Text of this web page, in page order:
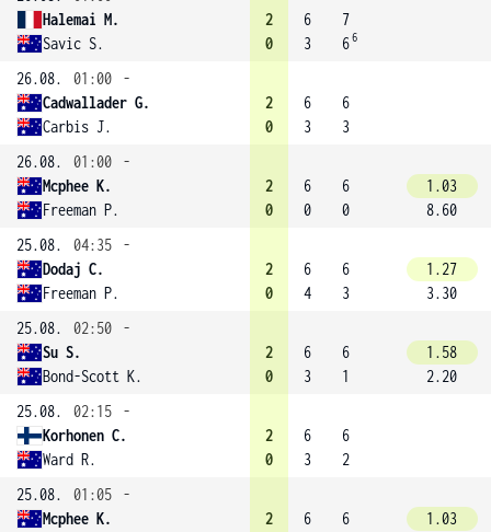
Halemai M.
Savic S.
2
0
6
3
7
66
26.08. 01:00
-
Cadwallader G.
Carbis J.
2
0
6
3
6
3
26.08.
01:00
-
Mcphee K.
Freeman P.
2
0
6
0
6
0
1.03
8.60
25.08.
04:35
-
Dodaj C.
Freeman P.
2
0
6
4
6
3
1.27
3.30
25.08.
02:50
-
Su S.
Bond-Scott K.
2
0
6
3
6
1
1.58
2.20
25.08.
02:15
-
Korhonen C.
Ward R.
2
0
6
3
6
2
25.08.
01:05
-
Mcphee K.
2
6
6
1.03